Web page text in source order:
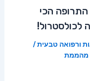
התרופה הכי
לכולסטרול!
ורפואה טבעית/
מהממת